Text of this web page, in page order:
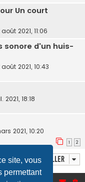
site, vous
permettant
Un court
2021, 11:06
sonore d'un huis-
2021, 10:43
2021, 18:18
2021, 10:20
1 2
Aller